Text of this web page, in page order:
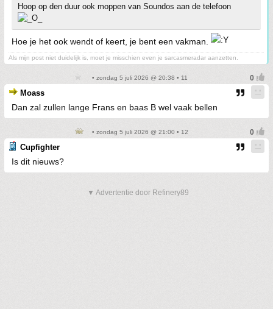
Hoop op den duur ook moppen van Soundos aan de telefoon
Hoe je het ook wendt of keert, je bent een vakman.
Als mijn post niet duidelijk is, moet je misschien even je sarcasmeradar aanzetten.
• zondag 5 juli 2026 @ 20:38 • 11
Moass
Dan zal zullen lange Frans en baas B wel vaak bellen
• zondag 5 juli 2026 @ 21:00 • 12
Cupfighter
Is dit nieuws?
▼ Advertentie door Refinery89